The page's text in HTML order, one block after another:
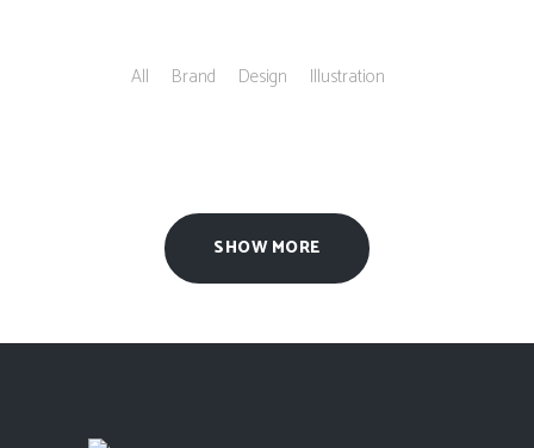
All Brand Design Illustration
SHOW MORE